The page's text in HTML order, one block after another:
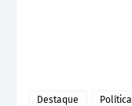
Destaque Política